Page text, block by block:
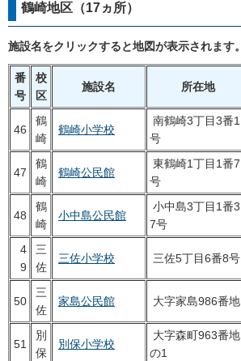
鶴崎地区（17ヵ所）
施設名をクリックすると地図が表示されます。
番
号
校
区
施設名 所在地
46
鶴
崎
鶴崎小学校
南鶴崎3丁目3番1
号
47
鶴
崎
鶴崎公民館
東鶴崎1丁目1番7
号
48
鶴
崎
小中島公民館
小中島3丁目1番3
7号
4
9
三
佐
三佐小学校 三佐5丁目6番8号
50
三
佐
家島公民館 大字家島986番地
51
別
保
別保小学校
大字森町963番地
の1